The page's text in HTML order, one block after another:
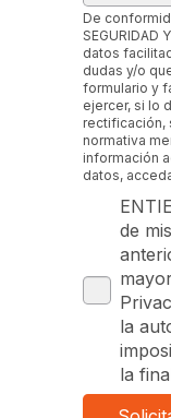
De
SEGURIDAD
datos
dudas y/o
formulario y
ejercer, si lo
rectificación,
normativa
información
datos,
de
la
la